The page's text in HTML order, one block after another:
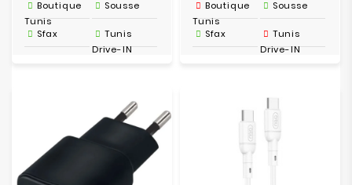
Boutique
Tunis
Sousse
Sfax
Tunis
Drive-IN
Boutique
Tunis
Sousse
Sfax
Tunis
Drive-IN